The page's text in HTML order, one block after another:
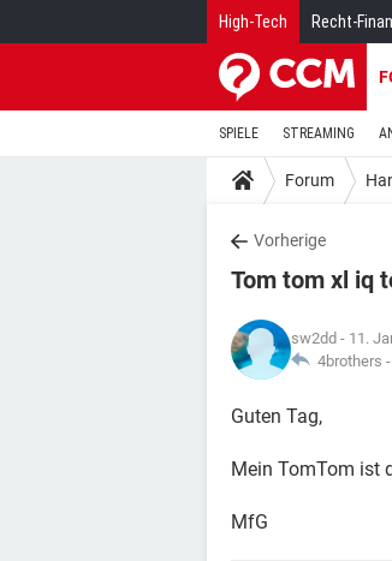
High-Tech Recht-
SPIELE STREAMING
Forum
Vorherige
Tom tom xl iq
sw2dd - 11.
4brothers -
Guten Tag,
Mein TomTom ist
MfG